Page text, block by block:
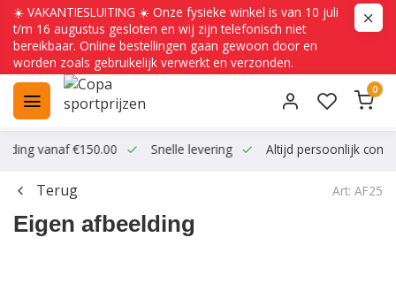
☀️ VAKANTIESLUITING ☀️ Onze fysieke winkel is van 10 juli
t/m 16 augustus gesloten en wij zijn telefonisch niet
bereikbaar. Online bestellingen gaan gewoon door en
worden zoals gebruikelijk verwerkt en verzonden.
0
vanaf €150.00 Snelle levering Altijd persoonlijk
Terug Art: AF25
Eigen afbeelding